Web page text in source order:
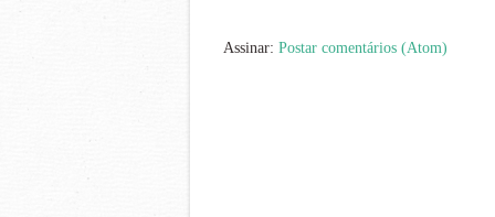
Assinar: Postar comentários (Atom)